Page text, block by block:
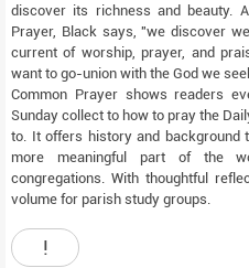
discover its richness and beauty.
Prayer, Black says, "we discover
current of worship, prayer, and
want to go-union with the God we
Common Prayer shows readers
Sunday collect to how to pray the
to. It offers history and background
more meaningful part of the
congregations. With thoughtful
volume for parish study groups.
!